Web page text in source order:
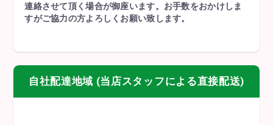
連絡させて頂く場合が御座います。お手数をおかけしま
すがご協力の方よろしくお願い致します。
自社配達地域 (当店スタッフによる直接配送)